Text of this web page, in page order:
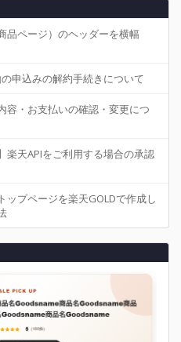
品ページ）のヘッダーを横幅
申込みの解約手続きについて
容・お支払いの確認・変更につ
楽天APIをご利用する場合の承認
ップページを楽天GOLDで作成し